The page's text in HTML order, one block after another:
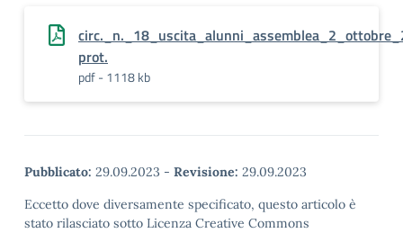
prot.
pdf - 1118 kb
Pubblicato: 29.09.2023 - Revisione: 29.09.2023
Eccetto dove diversamente specificato, questo articolo è
stato rilasciato sotto Licenza Creative Commons